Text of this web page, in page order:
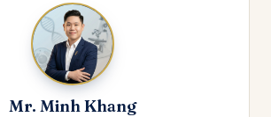
Mr. Minh Khang